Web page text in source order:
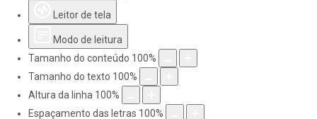
Leitor de tela
Modo de leitura
Tamanho do conteúdo 100%
Tamanho do texto 100%
Altura da linha 100%
Espaçamento das letras 100%